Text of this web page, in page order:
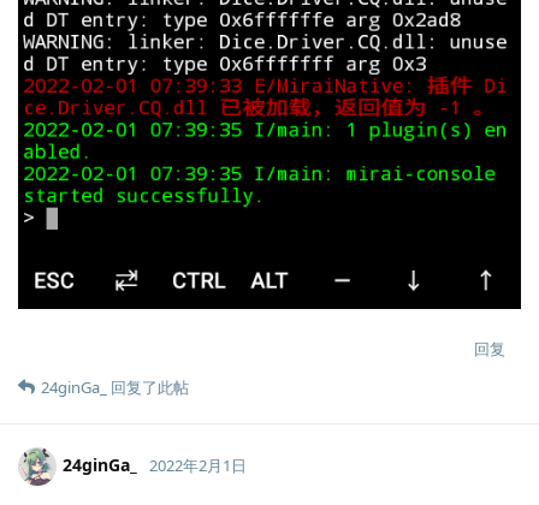
回复
24ginGa_ 回复了此帖
24ginGa_ 2022年2月1日